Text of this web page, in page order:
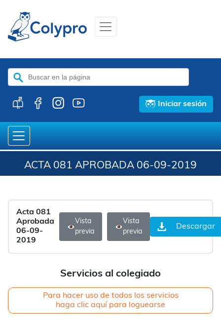
Buscar:
Iniciar sesión
ACTA 081 APROBADA 06-09-2019
Servicios al colegiado
Para hacer uso de todos los servicios
haga clic aquí para loguearse
Acta 081
Aprobada
06-09-
2019
Vista
previa
Vista
previa
Descargar